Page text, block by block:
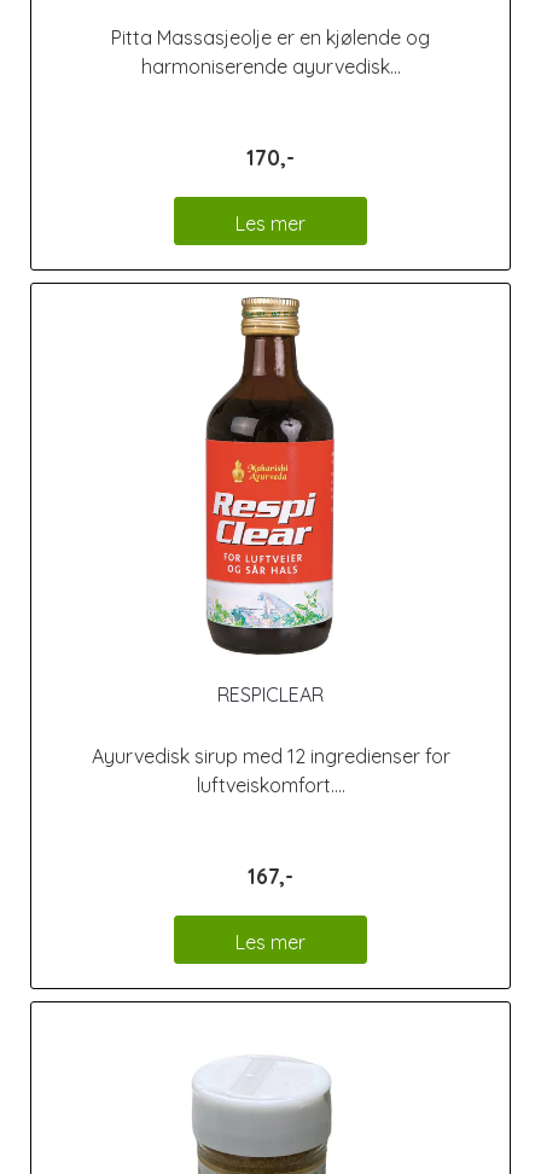
Pitta Massasjeolje er en kjølende og
harmoniserende ayurvedisk...
170,-
Les mer
RESPICLEAR
Ayurvedisk sirup med 12 ingredienser for
luftveiskomfort....
167,-
Les mer